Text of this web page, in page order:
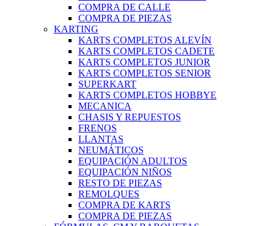
COMPRA DE CALLE
COMPRA DE PIEZAS
KARTING
KARTS COMPLETOS ALEVÍN
KARTS COMPLETOS CADETE
KARTS COMPLETOS JUNIOR
KARTS COMPLETOS SENIOR
SUPERKART
KARTS COMPLETOS HOBBYE
MECANICA
CHASIS Y REPUESTOS
FRENOS
LLANTAS
NEUMÁTICOS
EQUIPACIÓN ADULTOS
EQUIPACIÓN NIÑOS
RESTO DE PIEZAS
REMOLQUES
COMPRA DE KARTS
COMPRA DE PIEZAS